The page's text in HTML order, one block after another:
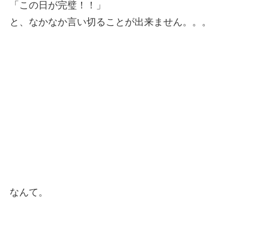
「この日が完璧！！」
と、なかなか言い切ることが出来ません。。。
なんて。